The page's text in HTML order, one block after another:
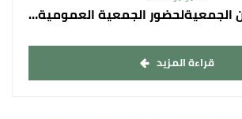
دعوة مساهمين الجمعيةلحضور الجمعية العمومية العادية
قراءة المزيد